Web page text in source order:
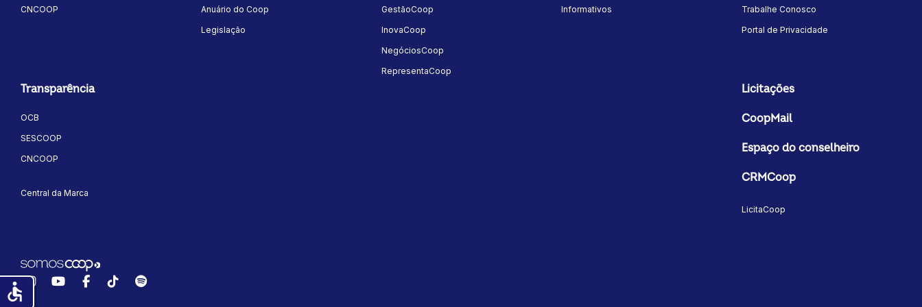
CNCOOP
Anuário do Coop
Legislação
GestãoCoop
InovaCoop
NegóciosCoop
RepresentaCoop
Informativos
Trabalhe Conosco
Portal de Privacidade
Transparência
OCB
SESCOOP
CNCOOP
Central da Marca
Licitações
CoopMail
Espaço do conselheiro
CRMCoop
LicitaCoop
InstagramYouTubeFacebook
TikTokSpotify
accessible